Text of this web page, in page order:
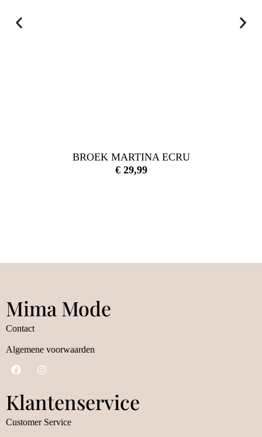
BROEK MARTINA ECRU
€29,99
Mima Mode
Contact
Algemene voorwaarden
Klantenservice
Customer Service